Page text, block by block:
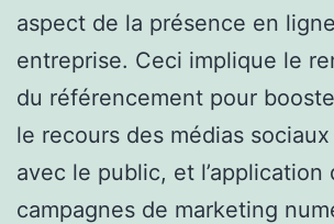
aspect de la présence en ligne
entreprise. Ceci implique le
du référencement pour
le recours des médias
avec le public, et l’application
campagnes de marketing